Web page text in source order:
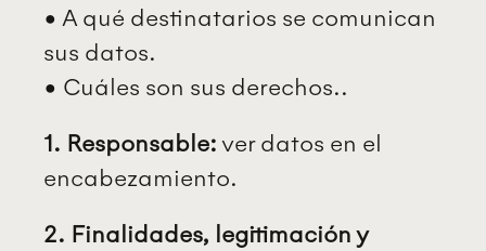
• A qué destinatarios se comunican
sus datos.
• Cuáles son sus derechos..
1. Responsable:ver datos en el
encabezamiento.
2. Finalidades, legitimación y